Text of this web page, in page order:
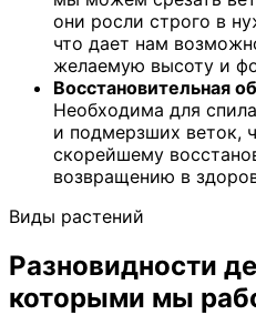
они росли строго в
что дает нам
желаемую высоту и
Восстановительная
Необходима для
и подмерзших веток,
скорейшему
возвращению в
Виды растений
Разновидности
которыми мы